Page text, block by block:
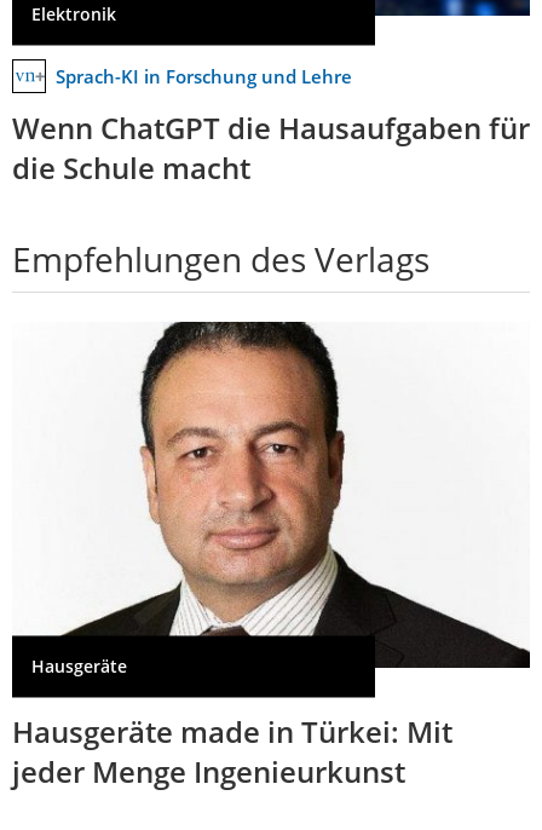
Elektronik
Sprach-KI in Forschung und Lehre
Wenn ChatGPT die Hausaufgaben für
die Schule macht
Empfehlungen des Verlags
Hausgeräte
Hausgeräte made in Türkei: Mit
jeder Menge Ingenieurkunst